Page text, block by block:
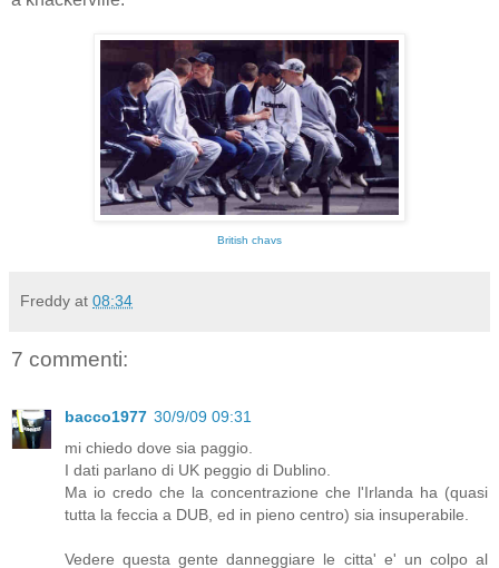
British chavs
Freddy at 08:34
7 commenti:
bacco1977 30/9/09 09:31
mi chiedo dove sia paggio.
I dati parlano di UK peggio di Dublino.
Ma io credo che la concentrazione che l'Irlanda ha (quasi
tutta la feccia a DUB, ed in pieno centro) sia insuperabile.
Vedere questa gente danneggiare le citta' e' un colpo al